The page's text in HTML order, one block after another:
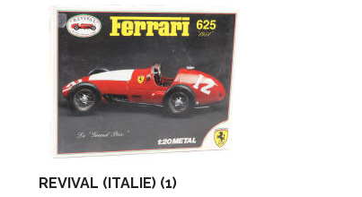
REVIVAL (ITALIE) (1)